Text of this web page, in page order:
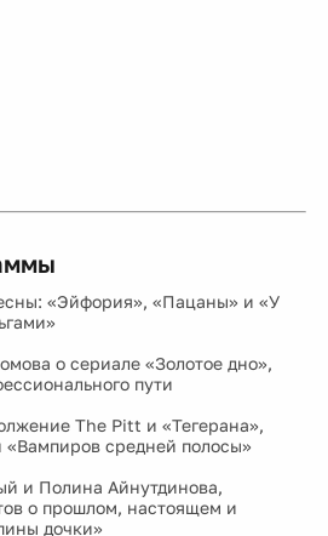
«Эйфория», «Пацаны» и «У
о сериале «Золотое дно»,
пути
The Pitt и «Тегерана»,
«Вампиров средней полосы»
и Полина Айнутдинова,
о прошлом, настоящем и
дочки»